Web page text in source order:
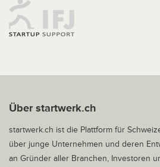
Über startwerk.ch
startwerk.ch ist die Plattform für
über junge Unternehmen und deren
an Gründer aller Branchen, Investoren